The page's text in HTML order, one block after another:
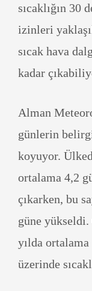
sıcaklığın 30
izinleri
sıcak hava
kadar
Alman
günlerin
koyuyor.
ortalama 4,2
çıkarken, bu
güne yükseldi.
yılda
üzerinde